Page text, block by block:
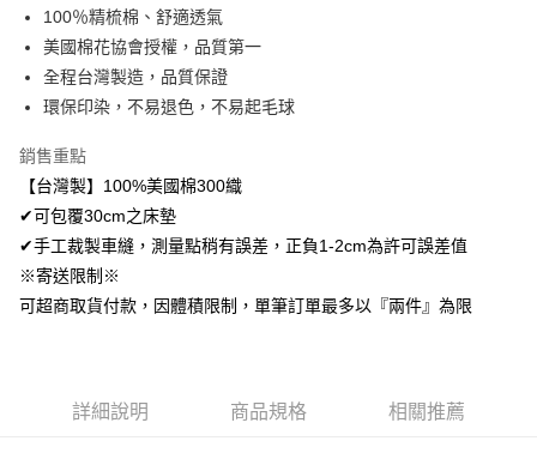
Apple Pay
悠遊付
Google Pay
AFTEE先享後付
相關說明
AFTEE先享後付是「在收到商品之後才付款」的支付方式。 讓您購物簡單
便利好安心！
１．簡單：不需註冊會員、不需綁卡、不需儲值。
２．便利：只要手機號碼，簡訊認證，即可結帳。
３．安心：先確認商品／服務後，再付款。
２．訂單成立數日內，您將收到繳費通知簡訊。
ATM付款
運送方式
全家取貨付款
100％精梳棉、舒適透氣
美國棉花協會授權，品質第一
全程台灣製造，品質保證
環保印染，不易退色，不易起毛球
銷售重點
【台灣製】100%美國棉300織
✔可包覆30cm之床墊
✔手工裁製車縫，測量點稍有誤差，正負1-2cm為許可誤差值
※寄送限制※
可超商取貨付款，因體積限制，單筆訂單最多以『兩件』為限
詳細說明 商品規格 相關推薦